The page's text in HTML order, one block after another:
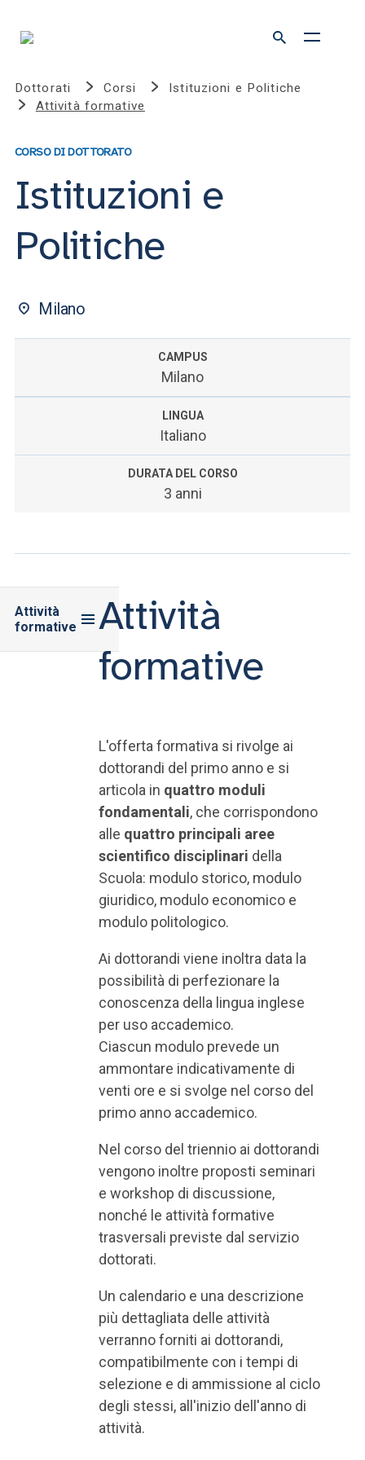
Dottorati Corsi
Istituzioni e Politiche
Attività formative
CORSO DI DOTTORATO
Istituzioni e
Politiche
Milano
CAMPUS
Milano
LINGUA
Italiano
DURATA DEL CORSO
3 anni
Attività
formative
Attività
formative
L'offerta formativa si rivolge ai
dottorandi del primo anno e si
articola in quattro moduli
fondamentali, che corrispondono
alle quattro principali aree
scientifico disciplinari della
Scuola: modulo storico, modulo
giuridico, modulo economico e
modulo politologico.
Ai dottorandi viene inoltra data la
possibilità di perfezionare la
conoscenza della lingua inglese
per uso accademico.
Ciascun modulo prevede un
ammontare indicativamente di
venti ore e si svolge nel corso del
primo anno accademico.
Nel corso del triennio ai dottorandi
vengono inoltre proposti seminari
e workshop di discussione,
nonché le attività formative
trasversali previste dal servizio
dottorati.
Un calendario e una descrizione
più dettagliata delle attività
verranno forniti ai dottorandi,
compatibilmente con i tempi di
selezione e di ammissione al ciclo
degli stessi, all'inizio dell'anno di
attività.